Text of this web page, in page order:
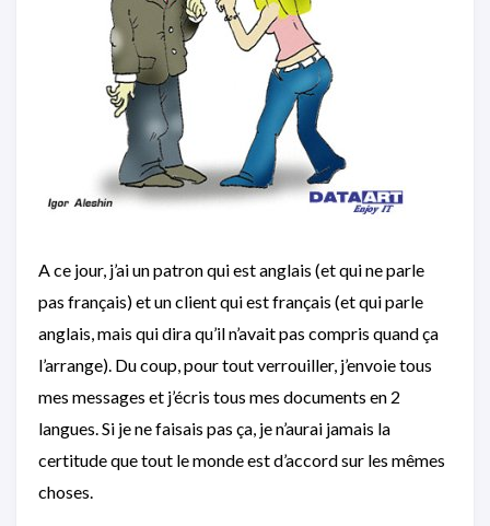
A ce jour, j’ai un patron qui est anglais (et qui ne parle
pas français) et un client qui est français (et qui parle
anglais, mais qui dira qu’il n’avait pas compris quand ça
l’arrange). Du coup, pour tout verrouiller, j’envoie tous
mes messages et j’écris tous mes documents en 2
langues. Si je ne faisais pas ça, je n’aurai jamais la
certitude que tout le monde est d’accord sur les mêmes
choses.